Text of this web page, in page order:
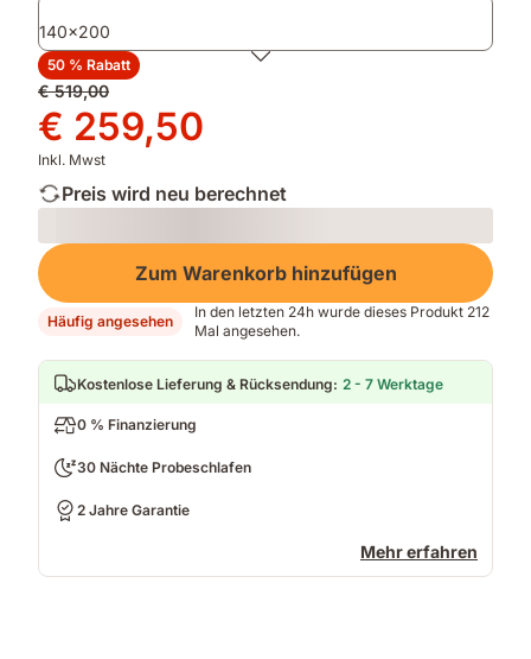
140x200
50 % Rabatt
Ursprünglicher
Preis
€ 519,00
€ 519,00
Preis
€ 259,50
€ 259,50
Inkl. Mwst
Preis wird neu berechnet
Loading
Zum Warenkorb hinzufügen
Häufig angesehen
In den letzten 24h wurde dieses Produkt 212
Mal angesehen.
Kostenlose Lieferung & Rücksendung: 2 - 7 Werktage
0 % Finanzierung
30 Nächte Probeschlafen
2 Jahre Garantie
Mehr erfahren